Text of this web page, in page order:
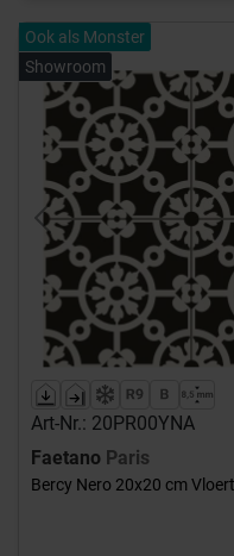
Ook als Monster
Showroom
Previous
Art-Nr.: 20PR00YNA
Faetano Paris
Bercy Nero 20x20 cm